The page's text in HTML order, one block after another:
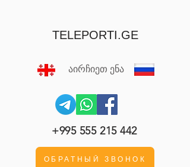
TELEPORTI.GE
აირჩიეთ ენა
+995 555 215 442
ОБРАТНЫЙ ЗВОНОК